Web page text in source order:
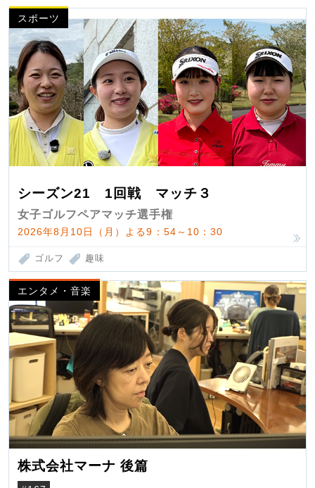
スポーツ
シーズン21 1回戦 マッチ３
女子ゴルフペアマッチ選手権
2026年8月10日（月）よる9：54～10：30
ゴルフ 趣味
エンタメ・音楽
株式会社マーナ 後篇